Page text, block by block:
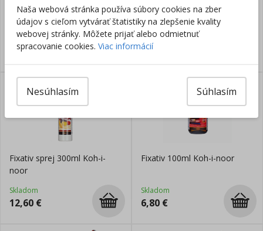
Uhlík v ceruzke Sepia dark,
tvrdosť 2
Skladom
2,80€
Uhlík v ceruzke GIOCONDA
čierna
Skladom
2,25
Fixativ sprej 300ml Koh-i-
noor
Skladom
12,60 €
Fixativ 100ml Koh-i-noor
Skladom
6,80 €
Naša webová stránka používa súbory cookies na zber
údajov s cieľom vytvárať štatistiky na zlepšenie kvality
webovej stránky. Môžete prijať alebo odmietnuť
spracovanie cookies. Viac informácií
Súhlasím
Nesúhlasím